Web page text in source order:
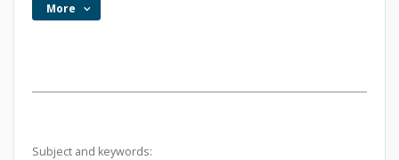
More
Subject and keywords: